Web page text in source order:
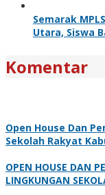
Semarak
Utara, Siswa
Komentar
Open House Dan
Sekolah Rakyat
OPEN HOUSE DAN
LINGKUNGAN